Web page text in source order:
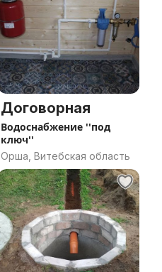
Договорная
Водоснабжение ''под
ключ''
Орша, Витебская область